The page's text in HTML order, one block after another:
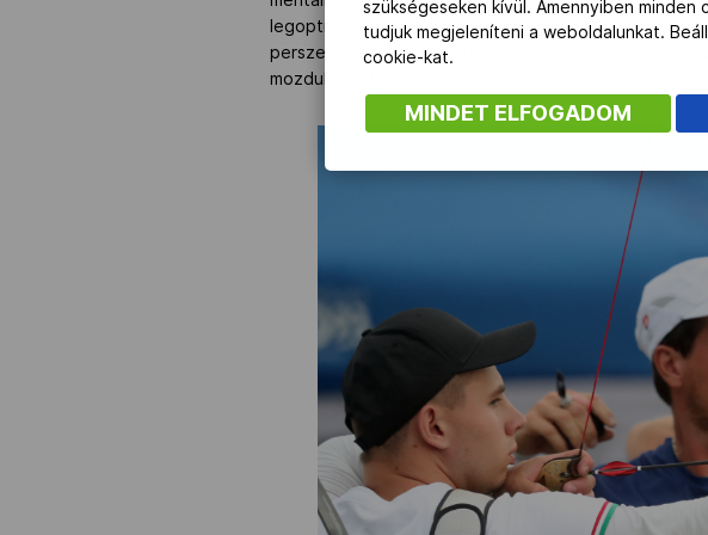
legoptimálisabb… Nekem otthon nincs lehetőségem
persze otthon is készülni, de a jó
mozdulatsort hasonló méreteken is” – mondta Tusnády
szükségeseken kívül. Amennyiben
tudjuk megjeleníteni a weboldalunkat.
cookie-kat.
MINDET ELFOGADOM